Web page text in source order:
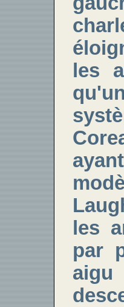
les
les
par